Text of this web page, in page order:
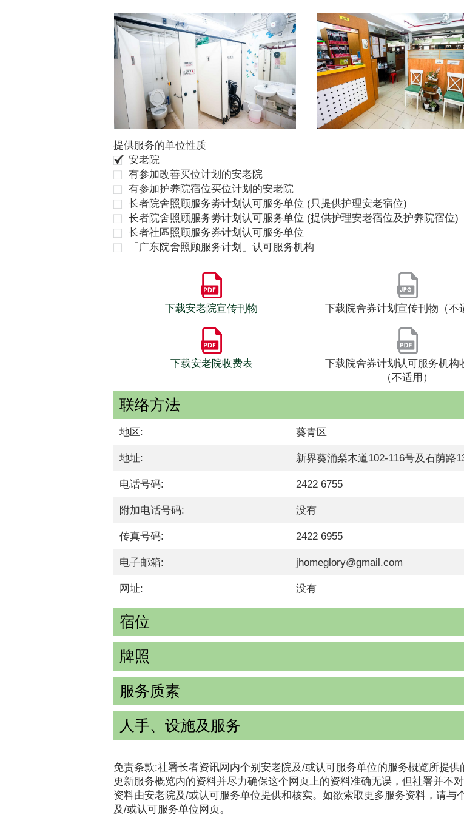
提供服务的单位性质
安老院
有参加改善买位计划的安老院
有参加护养院宿位买位计划的安老院
长者院舍照顾服务劵计划认可服务单位 (只提供护理安老宿位)
长者院舍照顾服务劵计划认可服务单位 (提供护理安老宿位及护养院宿位)
长者社區照顾服务券计划认可服务单位
「广东院舍照顾服务计划」认可服务机构
下载安老院宣传刊物 下载院舍券计划宣传刊物（不
下载安老院收费表
下载院舍券计划认可服务机构
（不适用）
联络方法
地区: 葵青区
地址: 新界葵涌梨木道102-116号及石荫路
电话号码: 2422 6755
附加电话号码: 没有
传真号码: 2422 6955
电子邮箱: jhomeglory@gmail.com
网址: 没有
宿位
牌照
服务质素
人手、设施及服务
免责条款:社署长者资讯网内个别安老院及/或认可服务单位的服务概览所提
更新服务概览内的资料并尽力确保这个网页上的资料准确无误，但社署并不
资料由安老院及/或认可服务单位提供和核实。如欲索取更多服务资料，请
及/或认可服务单位网页。